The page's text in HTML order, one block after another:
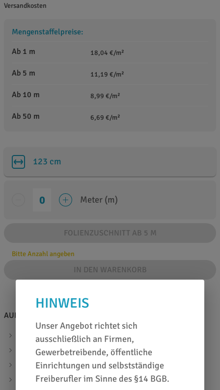
Versandkosten
Mengenstaffelpreise:
Ab 1 m
18,04 €/m²
Ab 5 m 11,19 €/m²
Ab 10 m 8,99 €/m²
Ab 50 m 6,69 €/m²
123 cm
Meter (m)
FOLIENZUSCHNITT AB 5 M
Bitte Anzahl angeben
IN DEN WARENKORB
AUF EINEN BLICK
Hart-PVC Folie
sehr stabil und dennoch flexibel
nicht klebend
für die Kaschierung von Folien und Textilien geeignet
HINWEIS
Unser Angebot richtet sich
ausschließlich an Firmen,
Gewerbetreibende, öffentliche
Einrichtungen und selbstständige
Freiberufler im Sinne des §14 BGB.